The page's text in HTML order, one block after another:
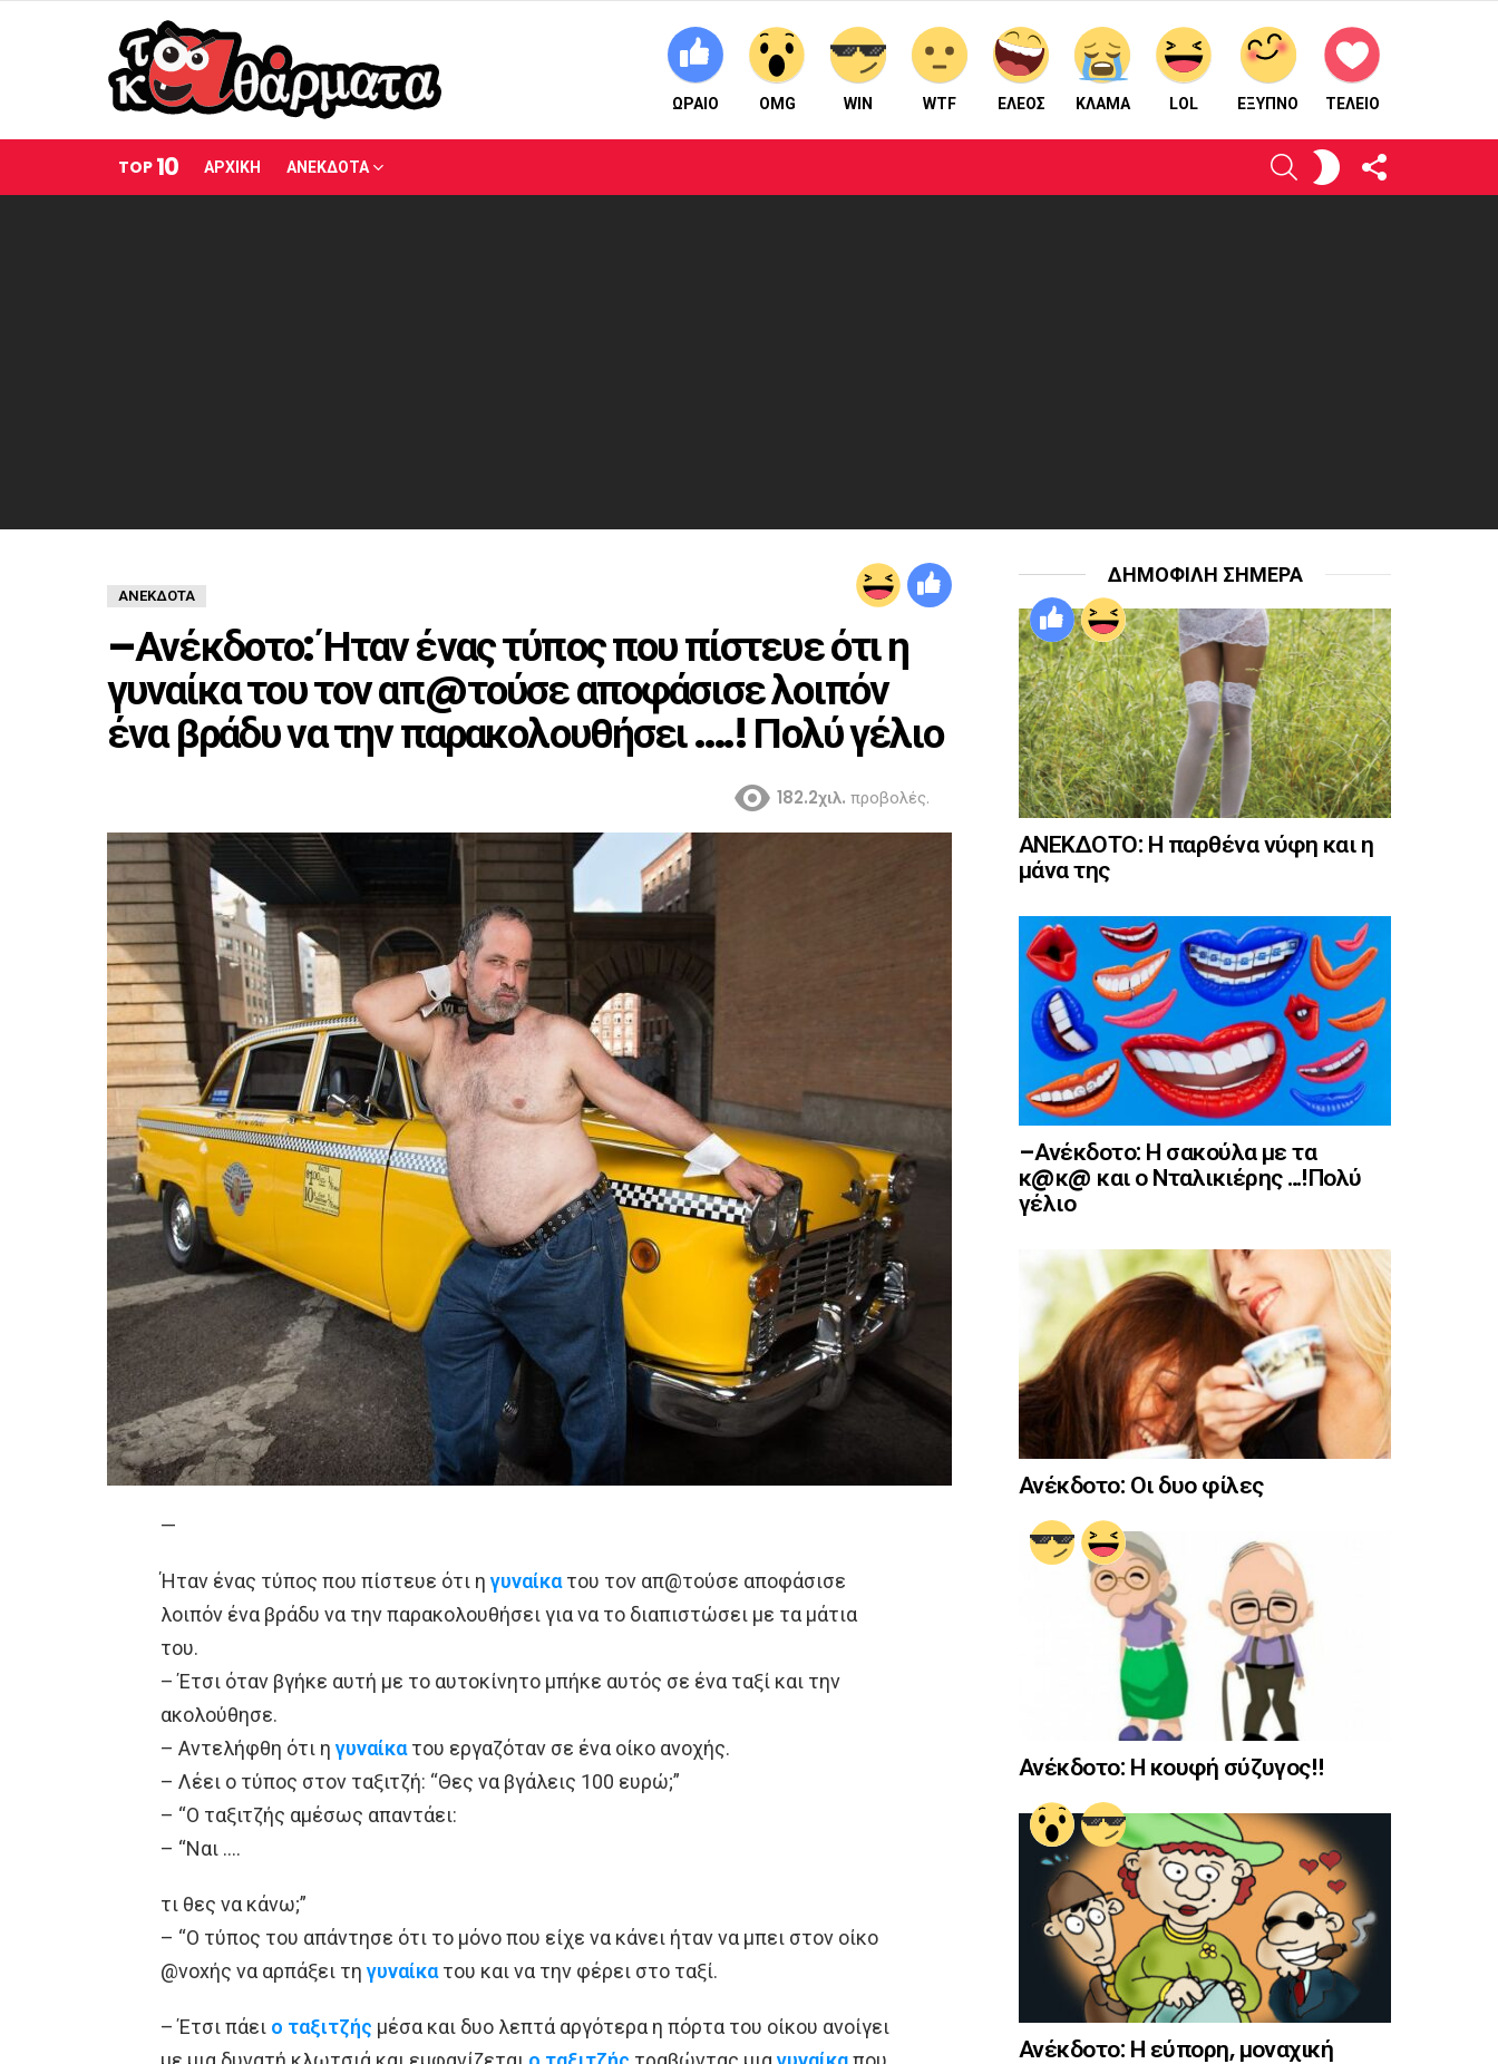
ΩΡΑΙΟ OMG WIN WTF ΕΛΕΟΣ ΚΛΑΜΑ LOL ΈΞΥΠΝΟ ΤΕΛΕΙΟ
TOP 10 ΑΡΧΙΚΗ ΑΝΕΚΔΟΤΑ
ΑΝΑΖΉΤΗΣΗΕΝΕΡΓΟΠΟΙΉΣΤΕ
ΤΟ
ΔΈΡΜΑ
ΑΝΈΚΔΟΤΑ
–Ανέκδοτο: Ήταν ένας τύπος που πίστευε ότι η
γυναίκα του τον απ@τούσε αποφάσισε λοιπόν
ένα βράδυ να την παρακολουθήσει ….! Πολύ γέλιο
182.2χιλ. προβολές.
—
Ήταν ένας τύπος που πίστευε ότι η γυναίκατου τον απ@τούσε αποφάσισε
λοιπόν ένα βράδυ να την παρακολουθήσει για να το διαπιστώσει με τα μάτια
του.
– Έτσι όταν βγήκε αυτή με το αυτοκίνητο μπήκε αυτός σε ένα ταξί και την
ακολούθησε.
– Aντελήφθη ότι η γυναίκατου εργαζόταν σε ένα οίκο ανοχής.
– Λέει ο τύπος στον ταξιτζή: “Θες να βγάλεις 100 ευρώ;”
– “Ο ταξιτζής αμέσως απαντάει:
– “Ναι ….
τι θες να κάνω;”
– “Ο τύπος του απάντησε ότι το μόνο που είχε να κάνει ήταν να μπει στον oίκο
@νοxής να αρπάξει τη γυναίκατου και να την φέρει στο ταξί.
– Έτσι πάει ο ταξιτζής μέσα και δυο λεπτά αργότερα η πόρτα του οίκου ανοίγει
ΔΗΜΟΦΙΛΗ ΣΗΜΕΡΑ
ΑΝΕΚΔΟΤΟ: Η παρθένα νύφη και η
μάνα της
–Ανέκδοτο: Η σακούλα με τα
κ@κ@ και ο Νταλικιέρης …!Πολύ
γέλιο
Ανέκδοτο: Οι δυο φίλες
Ανέκδοτο: Η κουφή σύζυγος!!
Ανέκδοτο: Η εύπορη, μοναχική